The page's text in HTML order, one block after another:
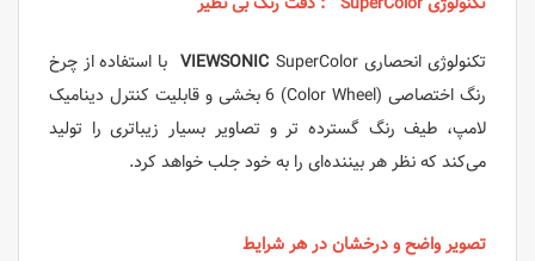
تکنولوژی انحصاری VIEWSONICSuperColor با استفاده از چرخ
رنگ اختصاصی (Color Wheel) 6 بخشی و قابلیت کنترل دینامیک
لامپ، طیف رنگ گسترده تر و تصاویر بسیار زیباتری را تولید
می‌کند که نظر هر بیننده‌ای را به خود جلب خواهد کرد.
تصویر واضح و درخشان در هر شرایط